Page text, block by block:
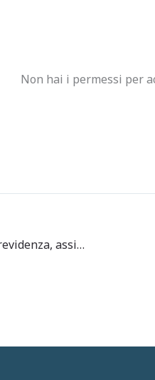
Non hai i permessi per
Cassa Forense. Pillole di previdenza, assistenza ed introduzione alla piattaforma informatica dell’avvocatura “PDUA”